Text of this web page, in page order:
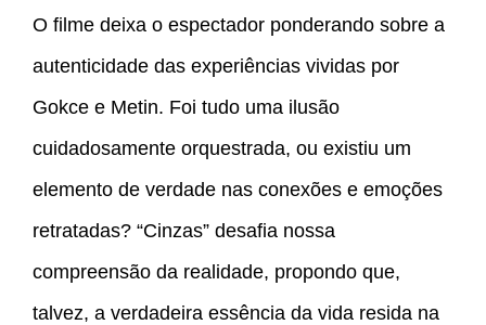
O filme deixa o espectador ponderando sobre a
autenticidade das experiências vividas por
Gokce e Metin. Foi tudo uma ilusão
cuidadosamente orquestrada, ou existiu um
elemento de verdade nas conexões e emoções
retratadas? “Cinzas” desafia nossa
compreensão da realidade, propondo que,
talvez, a verdadeira essência da vida resida na